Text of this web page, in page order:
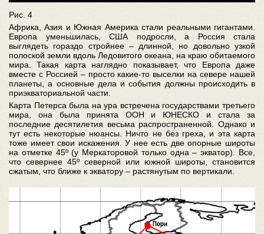
Рис. 4
Африка, Азия и Южная Америка стали реальными гигантами.
Европа уменьшилась, США подросли, а Россия стала
выглядеть гораздо стройнее – длинной, но довольно узкой
полоской земли вдоль Ледовитого океана, на краю обитаемого
мира. Такая карта наглядно показывает, что Европа даже
вместе с Россией – просто какие-то выселки на севере нашей
планеты, а основные дела и события должны происходить в
приэкваториальной части.
Карта Петерса была на ура встречена государствами третьего
мира, она была принята ООН и ЮНЕСКО и стала за
последние десятилетия весьма распространенной. Однако и
тут есть некоторые нюансы. Ничто не без греха, и эта карта
тоже имеет свои искажения. У нее есть две опорные широты
на отметке 45º (у Меркаторовой только одна – экватор). Все,
что севернее 45º северной или южной широты, становится
сжатым, что ближе к экватору – растянутым по вертикали.